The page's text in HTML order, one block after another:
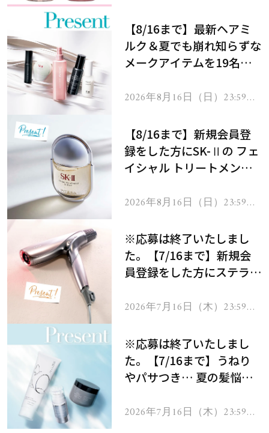
【8/16まで】最新ヘアミ
ルク＆夏でも崩れ知らずな
メークアイテムを19名様
2026年8月16日（日）23:59ま
【8/16まで】新規会員登
録をした方にSK-Ⅱの フェ
イシャル トリートメント
2026年8月16日（日）23:59ま
※応募は終了いたしまし
た。【7/16まで】新規会
員登録をした方にステラボ
ヘアドライヤー ジュエル
2026年7月16日（木）23:59ま
※応募は終了いたしまし
た。【7/16まで】うねり
やパサつき… 夏の髪悩み
ムを13名様にプレゼン
2026年7月16日（木）23:59ま